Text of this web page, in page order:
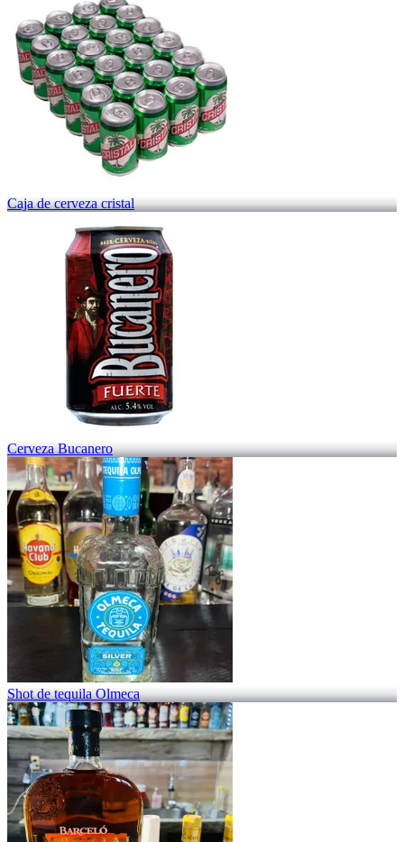
Caja de cerveza cristal
Cerveza Bucanero
Shot de tequila Olmeca